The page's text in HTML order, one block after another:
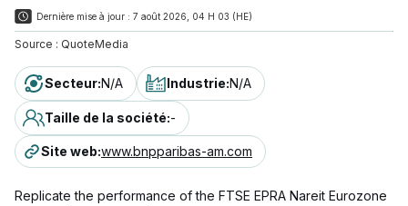
Dernière mise à jour : 7 août 2026, 04 H 03 (HE)
Source : QuoteMedia
Secteur:N/A Industrie:N/A
Taille de la société:-
Site web:www.bnpparibas-am.com
Replicate the performance of the FTSE EPRA Nareit Eurozone